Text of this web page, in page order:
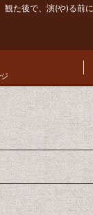
観た後で、演(や)る前